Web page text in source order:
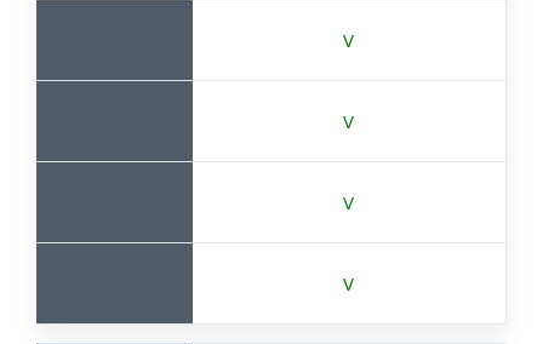
V
V
V
V